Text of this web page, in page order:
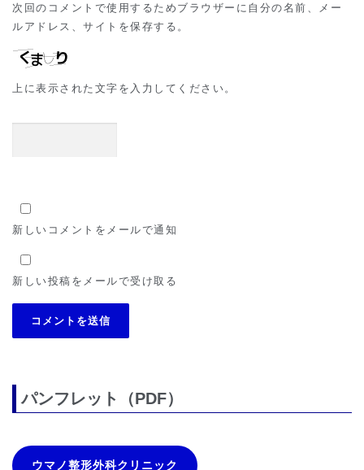
次回のコメントで使用するためブラウザーに自分の名前、メー
ルアドレス、サイトを保存する。
上に表示された文字を入力してください。
新しいコメントをメールで通知
新しい投稿をメールで受け取る
パンフレット（PDF）
ウマノ整形外科クリニック